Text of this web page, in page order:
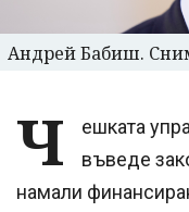
Андрей Бабиш.
Ч
ешката
въведе
намали